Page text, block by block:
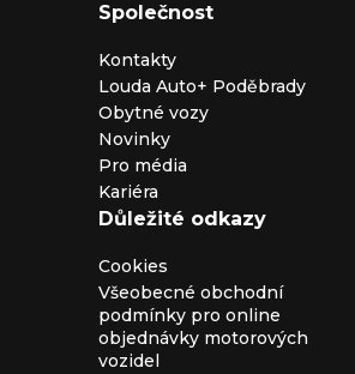
Společnost
Kontakty
Louda Auto+ Poděbrady
Obytné vozy
Novinky
Pro média
Kariéra
Důležité odkazy
Cookies
Všeobecné obchodní
podmínky pro online
objednávky motorových
vozidel